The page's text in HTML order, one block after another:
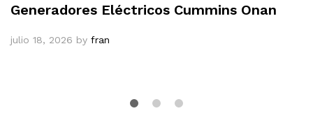
Generadores Eléctricos Cummins Onan
julio 18, 2026 by fran